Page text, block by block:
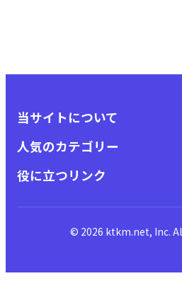
当サイトについて
人気のカテゴリー
役に立つリンク
© 2026 ktkm.net, Inc.